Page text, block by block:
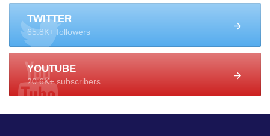
TWITTER
65.8K+ followers
YOUTUBE
20.6K+ subscribers